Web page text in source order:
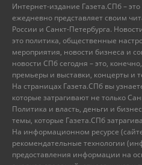
Интернет-издание Газета.СПб –
ежедневно представляет своим
России и Санкт-Петербурга.
это политика, общественные
мероприятия, новости бизнеса и
новости СПб сегодня – это,
премьеры и выставки, концерты и
На страницах Газета.СПб вы
которые затрагивают не только
Политика и власть, деньги и
темы, которые Газета.СПб
На информационном ресурсе
рекомендательные технологии
предоставления информации на